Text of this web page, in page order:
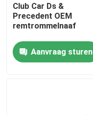
Huis
Club Car Ds &
Precedent OEM
remtrommelnaaf
Aanvraag sturen